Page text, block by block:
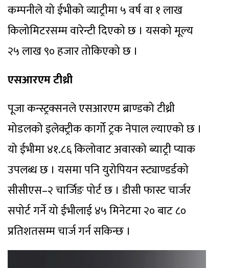
कम्पनीले यो ईभीको व्याट्रीमा ५ वर्ष वा १ लाख
किलोमिटरसम्म वारेन्टी दिएको छ । यसको मूल्य
२५ लाख ९० हजार तोकिएको छ ।
एसआरएम टीथ्री
पूजा कन्स्ट्रक्सनले एसआरएम ब्राण्डको टीथ्री
मोडलको इलेक्ट्रीक कार्गो ट्रक नेपाल ल्याएको छ ।
यो ईभीमा ४१.८६ किलोवाट अवारको ब्याट्री प्याक
उपलब्ध छ । यसमा पनि युरोपियन स्ट्याण्डर्डको
सीसीएस–२ चार्जिङ पोर्ट छ । डीसी फास्ट चार्जर
सपोर्ट गर्ने यो ईभीलाई ४५ मिनेटमा २० बाट ८०
प्रतिशतसम्म चार्ज गर्न सकिन्छ ।